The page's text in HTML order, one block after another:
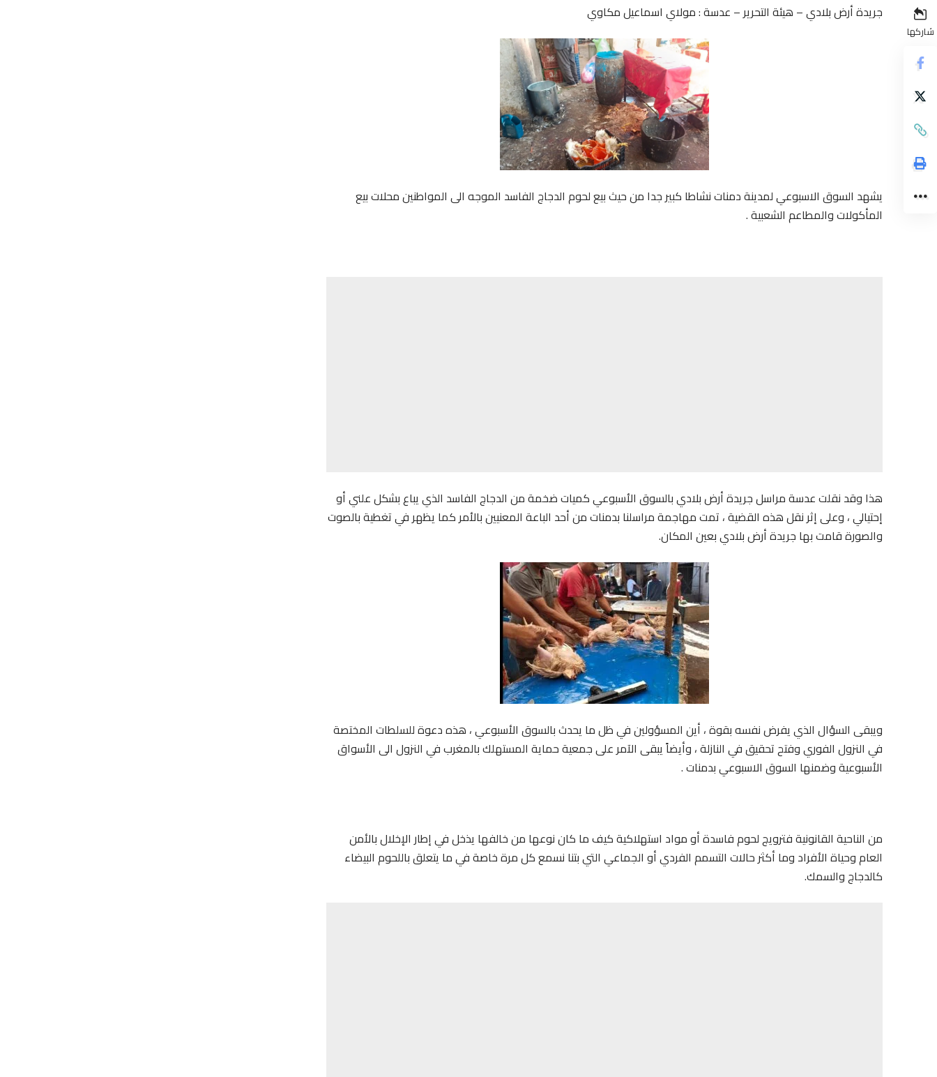
شاركها
جريدة أرض بلادي – هيئة التحرير – عدسة : مولاي اسماعيل مكاوي
يشهد السوق الاسبوعي لمدينة دمنات نشاطا كبير جدا من حيث بيع لحوم الدجاج الفاسد الموجه الى المواطنين محلات بيع
المأكولات والمطاعم الشعبية .
هذا وقد نقلت عدسة مراسل جريدة أرض بلادي بالسوق الأسبوعي كميات ضخمة من الدجاج الفاسد الذي يباع بشكل علني أو
إحتيالي ، وعلى إثر نقل هذه القضية ، تمت مهاجمة مراسلنا بدمنات من أحد الباعة المعنيين بالأمر كما يظهر في تغطية بالصوت
والصورة قامت بها جريدة أرض بلادي بعين المكان.
ويبقى السؤال الذي يفرض نفسه بقوة ، أين المسؤولين في ظل ما يحدث بالسوق الأسبوعي ، هذه دعوة للسلطات المختصة
في النزول الفوري وفتح تحقيق في النازلة ، وأيضاً يبقى الآمر على جمعية حماية المستهلك بالمغرب في النزول الى الأسواق
الأسبوعية وضمنها السوق الاسبوعي بدمنات .
من الناحية القانونية فترويج لحوم فاسدة أو مواد استهلاكية كيف ما كان نوعها من خالفها يذخل في إطار الإخلال بالأمن
العام وحياة الأفراد وما أكثر حالات التسمم الفردي أو الجماعي التي بتنا نسمع كل مرة خاصة في ما يتعلق باللحوم البيضاء
كالدجاج والسمك.